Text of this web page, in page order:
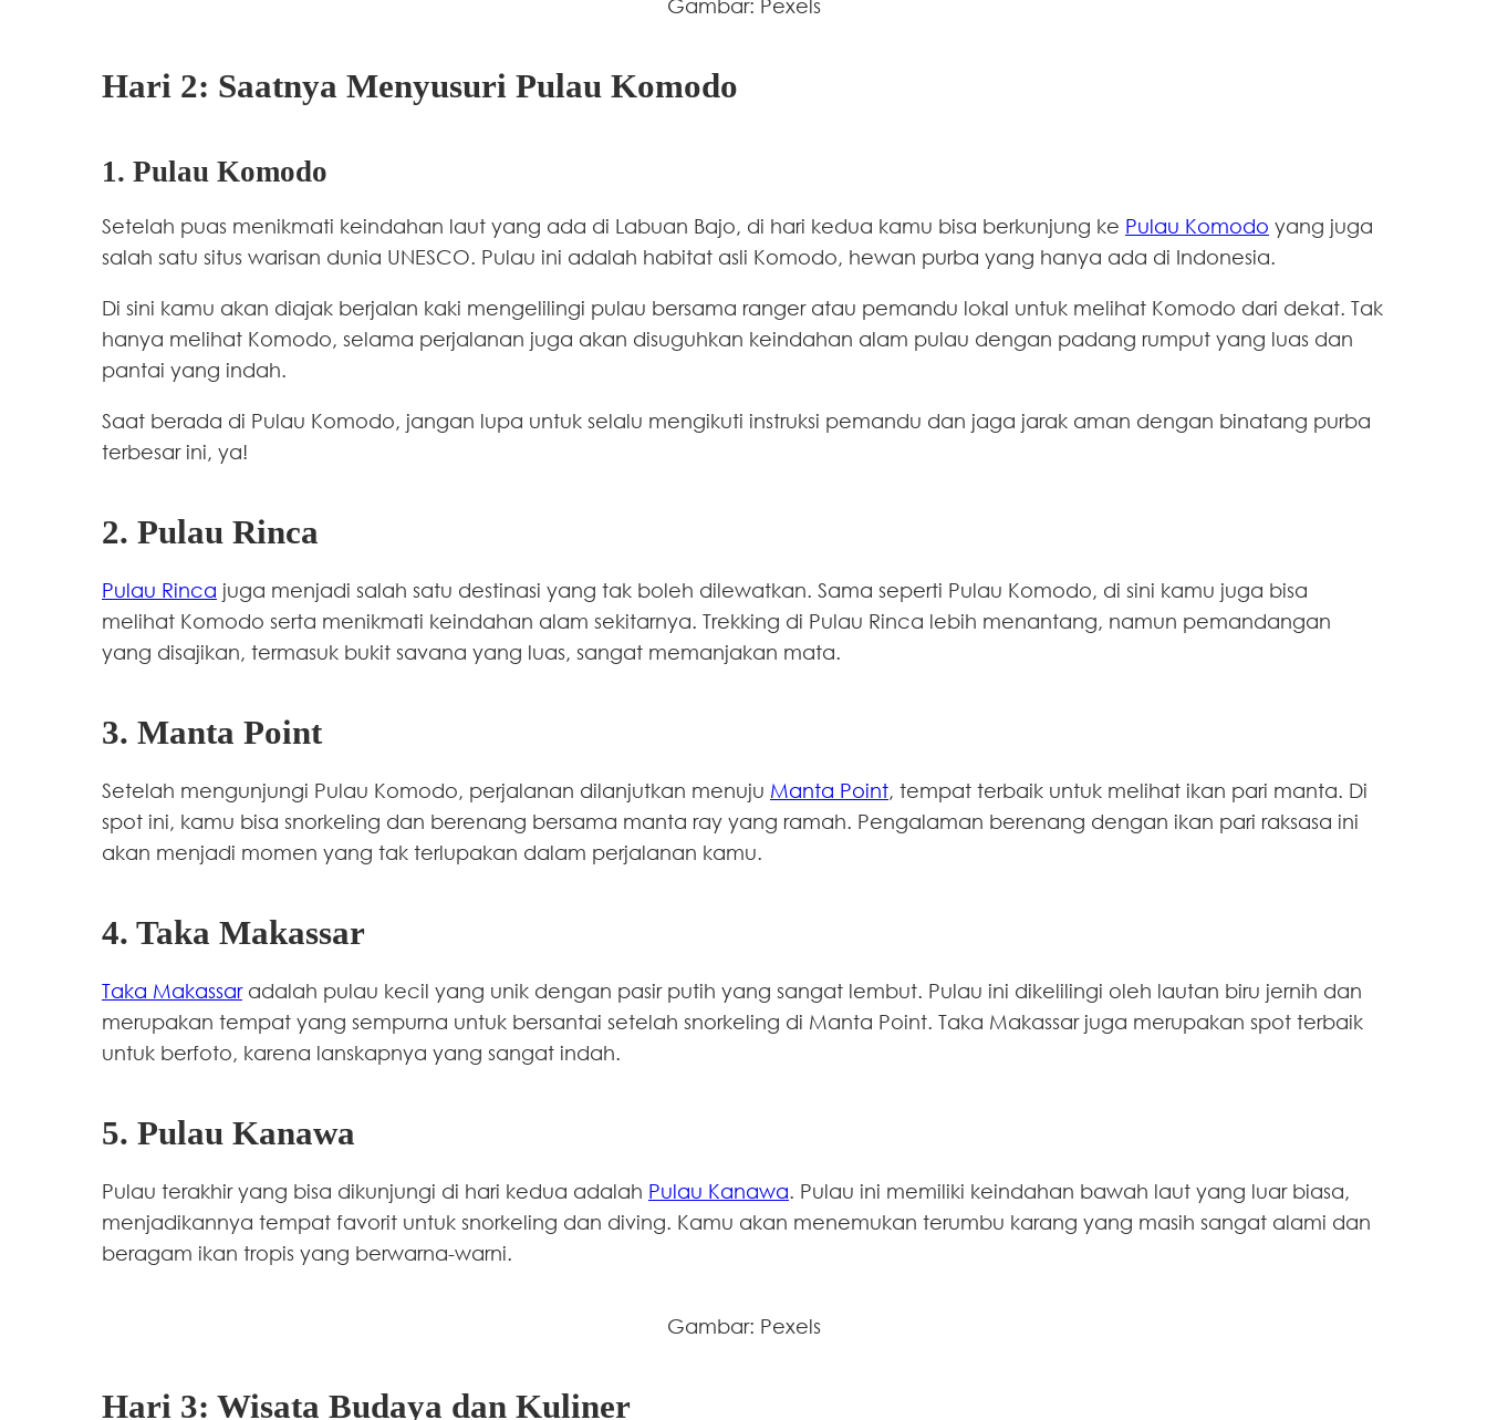
Gambar: Pexels
Hari 2: Saatnya Menyusuri Pulau Komodo
1. Pulau Komodo
Setelah puas menikmati keindahan laut yang ada di Labuan Bajo, di hari kedua kamu bisa berkunjung ke Pulau Komodo yang juga
salah satu situs warisan dunia UNESCO. Pulau ini adalah habitat asli Komodo, hewan purba yang hanya ada di Indonesia.
Di sini kamu akan diajak berjalan kaki mengelilingi pulau bersama ranger atau pemandu lokal untuk melihat Komodo dari dekat. Tak
hanya melihat Komodo, selama perjalanan juga akan disuguhkan keindahan alam pulau dengan padang rumput yang luas dan
pantai yang indah.
Saat berada di Pulau Komodo, jangan lupa untuk selalu mengikuti instruksi pemandu dan jaga jarak aman dengan binatang purba
terbesar ini, ya!
2. Pulau Rinca
Pulau Rinca juga menjadi salah satu destinasi yang tak boleh dilewatkan. Sama seperti Pulau Komodo, di sini kamu juga bisa
melihat Komodo serta menikmati keindahan alam sekitarnya. Trekking di Pulau Rinca lebih menantang, namun pemandangan
yang disajikan, termasuk bukit savana yang luas, sangat memanjakan mata.
3. Manta Point
Setelah mengunjungi Pulau Komodo, perjalanan dilanjutkan menuju Manta Point, tempat terbaik untuk melihat ikan pari manta. Di
spot ini, kamu bisa snorkeling dan berenang bersama manta ray yang ramah. Pengalaman berenang dengan ikan pari raksasa ini
akan menjadi momen yang tak terlupakan dalam perjalanan kamu.
4. Taka Makassar
Taka Makassaradalah pulau kecil yang unik dengan pasir putih yang sangat lembut. Pulau ini dikelilingi oleh lautan biru jernih dan
merupakan tempat yang sempurna untuk bersantai setelah snorkeling di Manta Point. Taka Makassar juga merupakan spot terbaik
untuk berfoto, karena lanskapnya yang sangat indah.
5. Pulau Kanawa
Pulau terakhir yang bisa dikunjungi di hari kedua adalah Pulau Kanawa. Pulau ini memiliki keindahan bawah laut yang luar biasa,
menjadikannya tempat favorit untuk snorkeling dan diving. Kamu akan menemukan terumbu karang yang masih sangat alami dan
beragam ikan tropis yang berwarna-warni.
Gambar: Pexels
Hari 3: Wisata Budaya dan Kuliner